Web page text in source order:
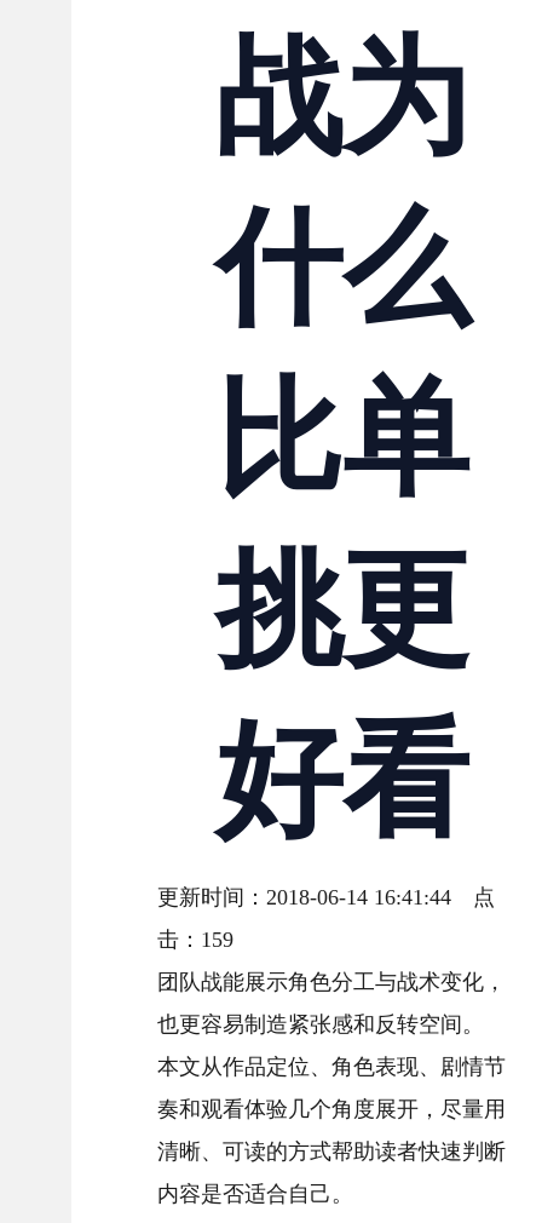
战为
什么
比单
挑更
好看
更新时间：2018-06-14 16:41:44 点
击： 159
团队战能展示角色分工与战术变化，
也更容易制造紧张感和反转空间。
本文从作品定位、角色表现、剧情节
奏和观看体验几个角度展开，尽量用
清晰、可读的方式帮助读者快速判断
内容是否适合自己。